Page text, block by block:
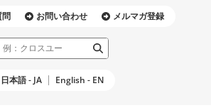
問 お問い合わせ メルマガ登録
日本語 - JA English - EN